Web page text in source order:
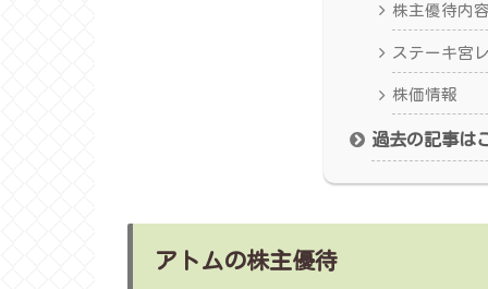
株主優待内
ステーキ宮
株価情報
過去の記事は
アトムの株主優待